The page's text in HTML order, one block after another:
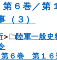
６巻／
３）
陸軍一般史
６巻 第１６